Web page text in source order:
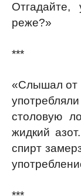
Отгадайте,
реже?»
***
«Слышал от
столовую
жидкий
спирт